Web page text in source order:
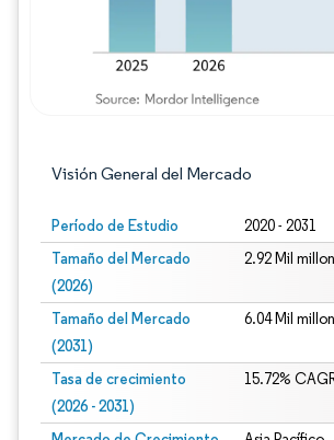
Visión General del Mercado
Período de Estudio 2020 - 2031
Tamaño del Mercado
(2026)
2.92 Mil
Tamaño del Mercado
(2031)
6.04 Mil
Tasa de crecimiento
(2026 - 2031)
15.72%